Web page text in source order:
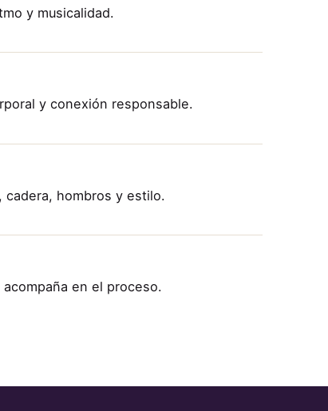
y musicalidad.
y conexión responsable.
hombros y estilo.
en el proceso.